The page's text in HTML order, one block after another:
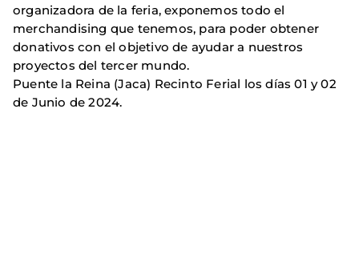
organizadora de la feria, exponemos todo el
merchandising que tenemos, para poder obtener
donativos con el objetivo de ayudar a nuestros
proyectos del tercer mundo.
Puente la Reina (Jaca) Recinto Ferial los días 01 y 02
de Junio de 2024.